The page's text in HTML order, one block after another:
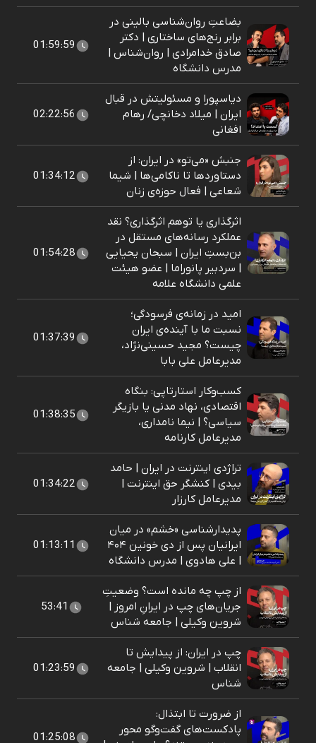
بضاعتِ روان‌شناسی بالینی در
برابر رنج‌های ساختاری | دکتر
صادق خدامرادی | روان‌شناس |
مدرس دانشگاه
01:59:59
دیاسپورا و مسئولیتش در قبال
ایران | میلاد دخانچی/ رهام
افغانی
02:22:56
جنبش «می‌تو» در ایران: از
دستاوردها تا ناکامی‌ها | شیما
شعاعی | فعال حوزه‌ی زنان
01:34:12
اثرگذاری یا توهم اثرگذاری؟ نقد
عملکرد رسانه‌های مستقل در
بن‌بستِ ایران | سبحان یحیایی
| سردبیر پانوراما | عضو هیئت
علمی دانشگاه علامه
01:54:28
امید در زمانه‌ی فرسودگی؛
نسبت ما با آینده‌ی ایران
چیست؟ مجید حسینی‌نژاد،
مدیرعامل علی بابا
01:37:39
کسب‌وکار استارتاپی: بنگاه
اقتصادی، نهاد مدنی یا بازیگر
سیاسی؟ | نیما نامداری،
مدیرعامل کارنامه
01:38:35
تراژدی اینترنت در ایران | حامد
بیدی | کنشگر حق اینترنت |
مدیرعامل کارزار
01:34:22
پدیدارشناسی «خشم» در میان
ایرانیان پس از دی خونین ۴۰۴
| علی هادوی | مدرس دانشگاه
01:13:11
از چپ چه مانده است؟ وضعیتِ
جریان‌های چپ در ایرانِ امروز |
شروین وکیلی | جامعه شناس
53:41
چپ در ایران: از پیدایش تا
انقلاب |‌ شروین وکیلی | جامعه
شناس
01:23:59
از ضرورت تا ابتذال:
پادکست‌‌های گفت‌وگو محور
01:25:08